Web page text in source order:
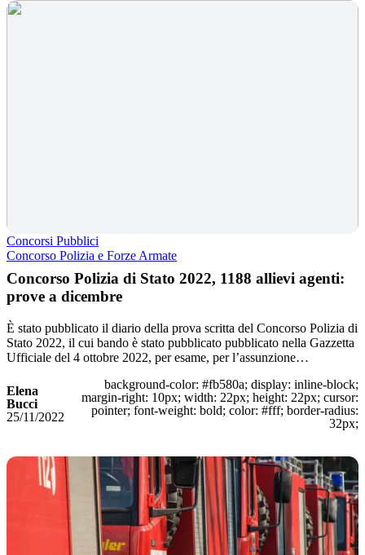
Concorsi Pubblici
Concorso Polizia e Forze Armate
Concorso Polizia di Stato 2022, 1188 allievi agenti:
prove a dicembre
È stato pubblicato il diario della prova scritta del Concorso Polizia di
Stato 2022, il cui bando è stato pubblicato pubblicato nella Gazzetta
Ufficiale del 4 ottobre 2022, per esame, per l’assunzione…
Elena
Bucci
25/11/2022
background-color: #fb580a; display: inline-block;
margin-right: 10px; width: 22px; height: 22px; cursor:
pointer; font-weight: bold; color: #fff; border-radius:
32px;